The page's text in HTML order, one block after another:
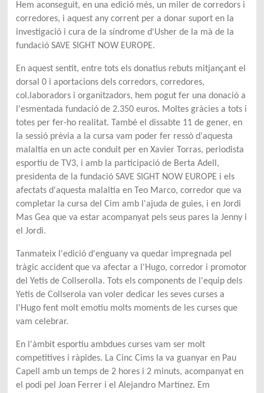
Hem aconseguit, en una edició més, un miler de corredors i
corredores, i aquest any corrent per a donar suport en la
investigació i cura de la síndrome d'Usher de la mà de la
fundació SAVE SIGHT NOW EUROPE.
En aquest sentit, entre tots els donatius rebuts mitjançant el
dorsal 0 i aportacions dels corredors, corredores,
col.laboradors i organitzadors, hem pogut fer una donació a
l'esmentada fundació de 2.350 euros. Moltes gràcies a tots i
totes per fer-ho realitat. També el dissabte 11 de gener, en
la sessió prèvia a la cursa vam poder fer ressò d'aquesta
malaltia en un acte conduit per en Xavier Torras, periodista
esportiu de TV3, i amb la participació de Berta Adell,
presidenta de la fundació SAVE SIGHT NOW EUROPE i els
afectats d'aquesta malaltia en Teo Marco, corredor que va
completar la cursa del Cim amb l'ajuda de guies, i en Jordi
Mas Gea que va estar acompanyat pels seus pares la Jenny i
el Jordi.
Tanmateix l'edició d'enguany va quedar impregnada pel
tràgic accident que va afectar a l'Hugo, corredor i promotor
del Yetis de Collserolla. Tots els components de l'equip dels
Yetis de Collserola van voler dedicar les seves curses a
l'Hugo fent molt emotiu molts moments de les curses que
vam celebrar.
En l'àmbit esportiu ambdues curses vam ser molt
competitives i ràpides. La Cinc Cims la va guanyar en Pau
Capell amb un temps de 2 hores i 2 minuts, acompanyat en
el podi pel Joan Ferrer i el Alejandro Martínez. Em